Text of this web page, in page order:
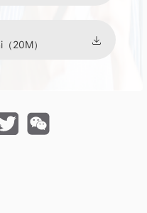
20M）